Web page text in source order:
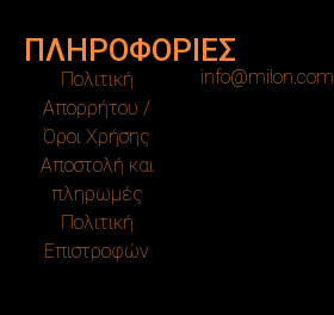
ΠΛΗΡΟΦΟΡΙΕΣ
Πολιτική
Απορρήτου /
Όροι Χρήσης
Αποστολή και
πληρωμές
Πολιτική
Επιστροφών
info@milon.com